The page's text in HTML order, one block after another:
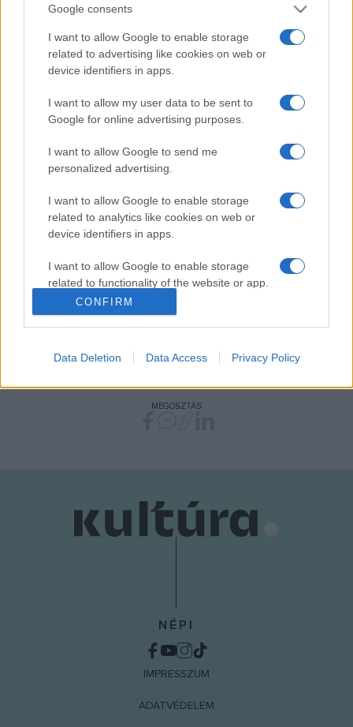
Google consents
I want to allow Google to enable storage
related to advertising like cookies on web or
device identifiers in apps.
I want to allow my user data to be sent to
Google for online advertising purposes.
I want to allow Google to send me
personalized advertising.
I want to allow Google to enable storage
related to analytics like cookies on web or
device identifiers in apps.
I want to allow Google to enable storage
related to functionality of the website or app.
I want to allow Google to enable storage
related to personalization.
I want to allow Google to enable storage
CONFIRM
Data Deletion Data Access Privacy Policy
szeretnének legalább 500 fiatalt
toborozni, majd őket szakmailag
fejleszteni, mert így lehet visszaépíteni
az itthon most hiányzó sportági
A sajtótájékoztatón részt vettek a sportág hazai
kiválóságai, úttörői, világ- és Európa-bajnokai. A breaktánc a
2024-es párizsi olimpia programjának része: az ötkarikás
játékokon egyéni párbajok lesznek, valamint kétfős vegyes
csapatok mérik majd össze tudásukat.
HÍREK TÁNC
MEGOSZTÁS
NÉPI
IMPRESSZUM
ADATVÉDELEM